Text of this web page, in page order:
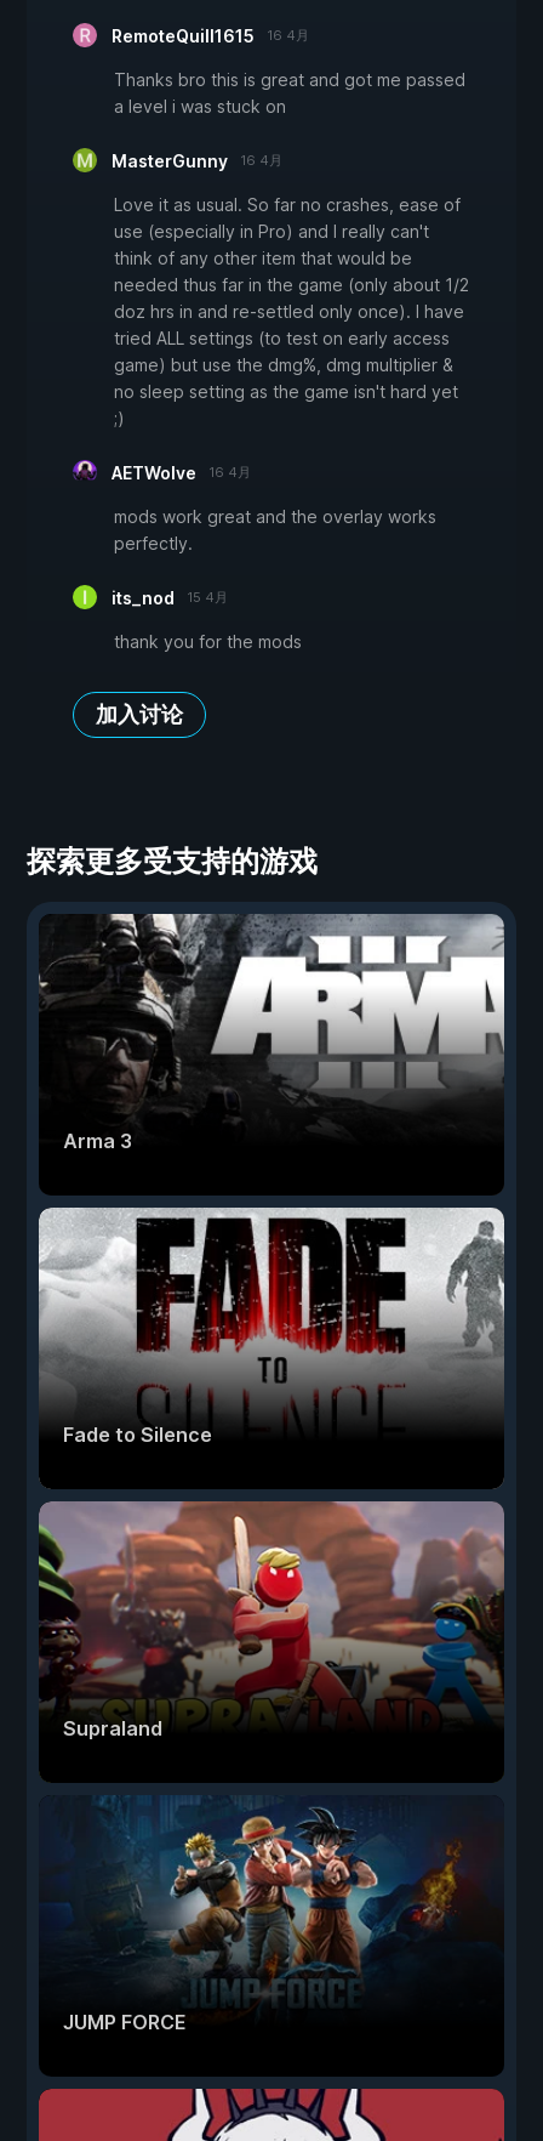
RemoteQuill1615 16 4月
Thanks bro this is great and got me passed
a level i was stuck on
MasterGunny 16 4月
Love it as usual. So far no crashes, ease of
use (especially in Pro) and I really can't
think of any other item that would be
needed thus far in the game (only about 1/2
doz hrs in and re-settled only once). I have
tried ALL settings (to test on early access
game) but use the dmg%, dmg multiplier &
no sleep setting as the game isn't hard yet
;)
AETWolve 16 4月
mods work great and the overlay works
perfectly.
its_nod 15 4月
thank you for the mods
加入讨论
探索更多受支持的游戏
Arma 3
Fade to Silence
Supraland
JUMP FORCE